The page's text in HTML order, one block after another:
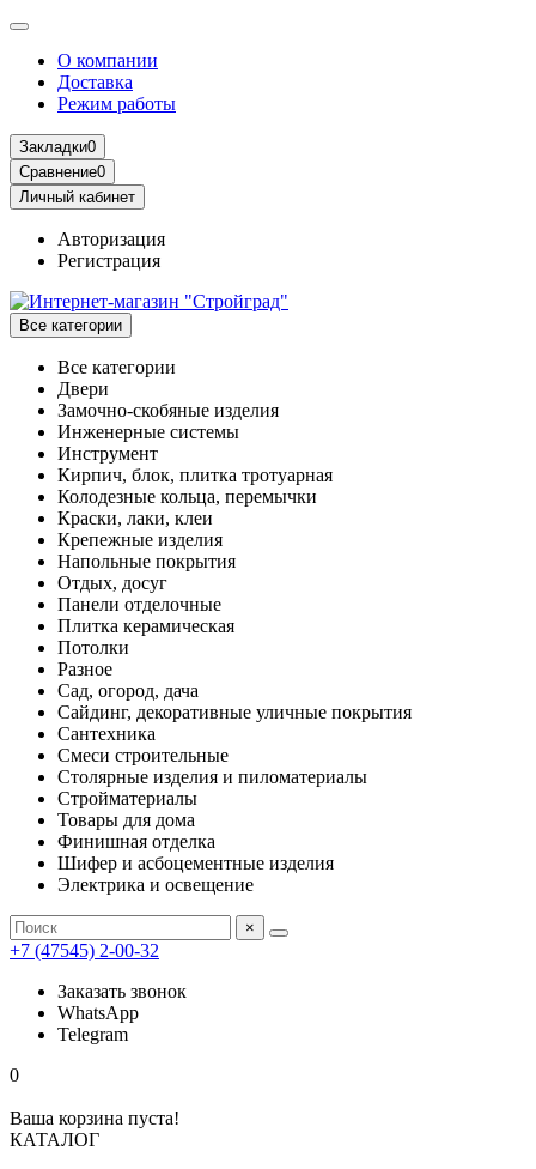
О компании
Доставка
Режим работы
Закладки0
Сравнение0
Личный кабинет
Авторизация
Регистрация
Все категории
Все категории
Двери
Замочно-скобяные изделия
Инженерные системы
Инструмент
Кирпич, блок, плитка тротуарная
Колодезные кольца, перемычки
Краски, лаки, клеи
Крепежные изделия
Напольные покрытия
Отдых, досуг
Панели отделочные
Плитка керамическая
Потолки
Разное
Сад, огород, дача
Сайдинг, декоративные уличные покрытия
Сантехника
Смеси строительные
Столярные изделия и пиломатериалы
Стройматериалы
Товары для дома
Финишная отделка
Шифер и асбоцементные изделия
Электрика и освещение
×
+7 (47545) 2-00-32
Заказать звонок
WhatsApp
Telegram
0
Ваша корзина пуста!
КАТАЛОГ